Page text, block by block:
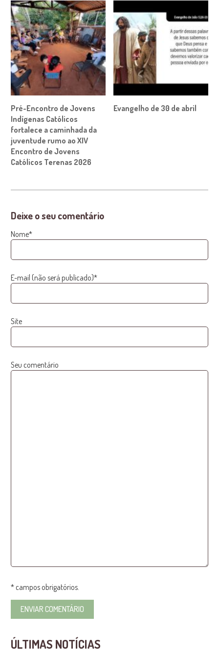
Pré-Encontro de Jovens
Indígenas Católicos
fortalece a caminhada da
juventude rumo ao XIV
Encontro de Jovens
Católicos Terenas 2026
Evangelho de 30 de abril
Deixe o seu comentário
Nome*
E-mail (não será publicado)*
Site
Seu comentário
* campos obrigatórios.
ÚLTIMAS NOTÍCIAS